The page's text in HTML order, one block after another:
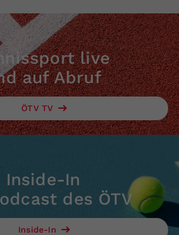
live
auf Abruf
ÖTV TV
Inside-In
des ÖTV
Inside-In